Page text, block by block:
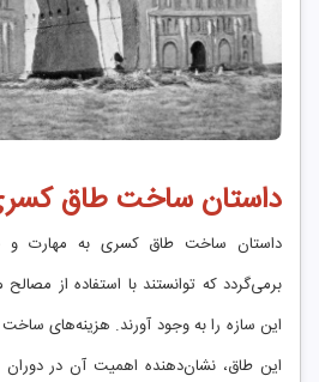
داستان ساخت طاق
داستان ساخت طاق کسری به مهارت و
برمی‌گردد که توانستند با استفاده از
این سازه را به وجود آورند. هزینه‌های
این طاق، نشان‌دهنده اهمیت آن در دوران